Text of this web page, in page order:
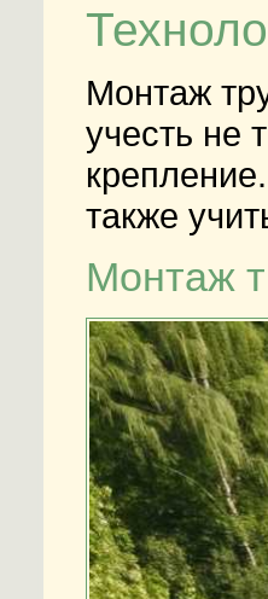
Монтаж
учесть не
также
Монтаж